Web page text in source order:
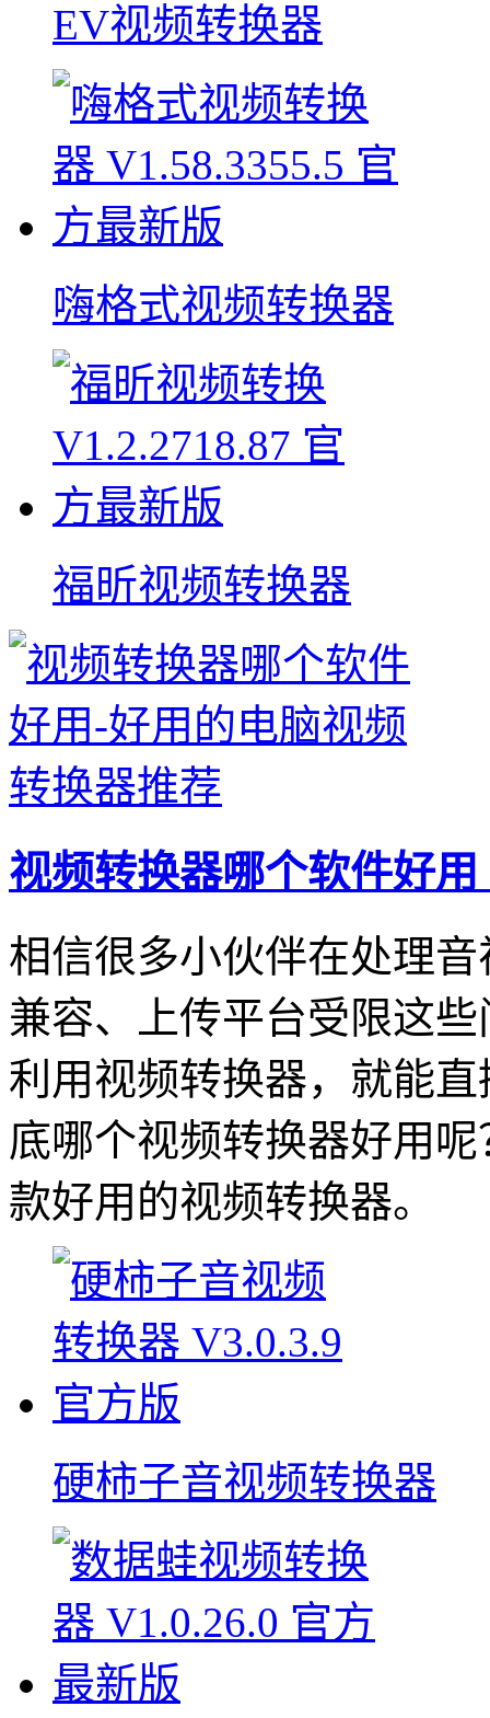
EV视频转换器
嗨格式视频转换器
福昕视频转换器
视频转换器哪个软件好用
相信很多小伙伴在处理
兼容、上传平台受限这
利用视频转换器，就能
底哪个视频转换器好用
款好用的视频转换器。
硬柿子音视频转换器